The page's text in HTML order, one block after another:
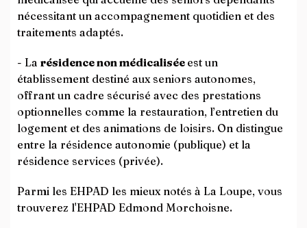
nécessitant un accompagnement quotidien et des
traitements adaptés.
- La résidence non médicalisée est un
établissement destiné aux seniors autonomes,
offrant un cadre sécurisé avec des prestations
optionnelles comme la restauration, l’entretien du
logement et des animations de loisirs. On distingue
entre la résidence autonomie (publique) et la
résidence services (privée).
Parmi les EHPAD les mieux notés à La Loupe, vous
trouverez l'EHPAD Edmond Morchoisne.